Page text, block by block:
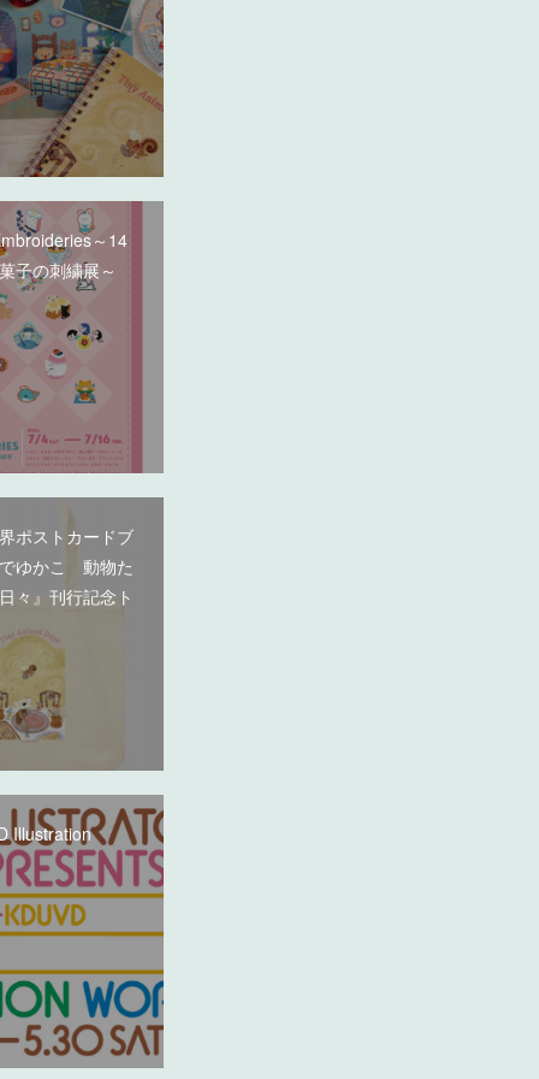
～14
子の刺繍展～
ポストカードブ
ゆかこ 動物た
々』刊行記念ト
Illustration